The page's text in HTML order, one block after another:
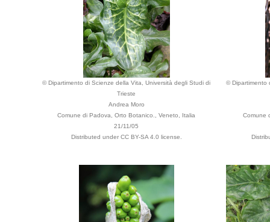
© Dipartimento di Scienze della Vita, Università degli Studi di
Trieste
Andrea Moro
Comune di Padova, Orto Botanico., Veneto, Italia
21/11/05
Distributed under CC BY-SA 4.0 license.
© Dipartimento
Comune